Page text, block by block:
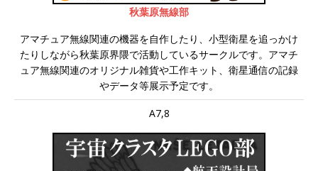
秋葉原無線部
アマチュア無線関連の機器を自作したり、小型衛星を追っかけ
たりしながら秋葉原界隈で活動しているサークルです。アマチ
ュア無線関連のオリジナル雑貨や工作キット、衛星通信の記録
やデータ等展示予定です。
A7,8